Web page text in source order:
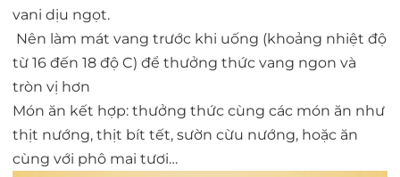
vani dịu ngọt.
Nên làm mát vang trước khi uống (khoảng nhiệt độ
từ 16 đến 18 độ C) để thưởng thức vang ngon và
tròn vị hơn
Món ăn kết hợp: thưởng thức cùng các món ăn như
thịt nướng, thịt bít tết, sườn cừu nướng, hoặc ăn
cùng với phô mai tươi…